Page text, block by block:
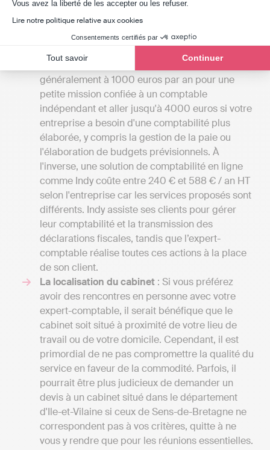
Vous avez la liberté de les accepter ou les refuser.
Lire notre politique relative aux cookies
Consentements certifiés par
Tout savoir Continuer
vous permettra également d'avoir une vue
d'ensemble des différents services proposés à
Sens-de-Bretagne.
d'expertise comptable en France commencent
généralement à 1000 euros par an pour une
petite mission confiée à un comptable
indépendant et aller jusqu'à 4000 euros si votre
entreprise a besoin d'une comptabilité plus
élaborée, y compris la gestion de la paie ou
l'élaboration de budgets prévisionnels. À
l'inverse, une solution de comptabilité en ligne
comme Indy coûte entre 240 € et 588 € / an HT
selon l'entreprise car les services proposés sont
différents. Indy assiste ses clients pour gérer
leur comptabilité et la transmission des
déclarations fiscales, tandis que l’expert-
comptable réalise toutes ces actions à la place
de son client.
La localisation du cabinet : Si vous préférez
avoir des rencontres en personne avec votre
expert-comptable, il serait bénéfique que le
cabinet soit situé à proximité de votre lieu de
travail ou de votre domicile. Cependant, il est
primordial de ne pas compromettre la qualité du
service en faveur de la commodité. Parfois, il
pourrait être plus judicieux de demander un
devis à un cabinet situé dans le département
d'Ile-et-Vilaine si ceux de Sens-de-Bretagne ne
correspondent pas à vos critères, quitte à ne
vous y rendre que pour les réunions essentielles.